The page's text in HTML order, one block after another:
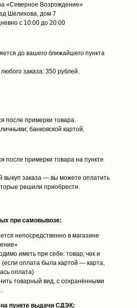
«Северное Возрождение»
Шелихова, дом 7
с 10:00 до 20:00
до вашего ближайшего пункта
заказа: 350 рублей.
после примерки товара.
банковской картой.
после примерки товара на пункте
выкуп заказа — вы можете оплатить
решили приобрести.
при самовывозе:
непосредственно в магазине
иметь при себе: товар, чек и
(если оплата была картой — карта,
оплата)
товарный вид, с сохранёнными
пункте выдачи СДЭК: